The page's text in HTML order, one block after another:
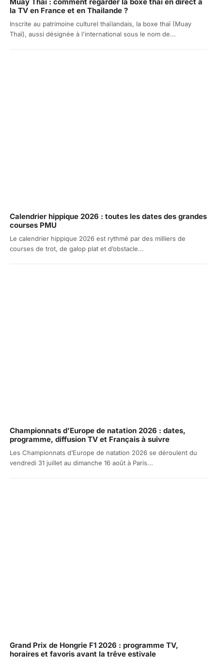
la TV en France et en Thailande ?
Inscrite au patrimoine culturel thaïlandais, la boxe thaï (Muay
Thaï), aussi désignée à l'international sous le nom de...
Calendrier hippique 2026 : toutes les dates des grandes
courses PMU
Le calendrier hippique 2026 est rythmé par des milliers de
courses de trot, de galop plat et d’obstacle...
Championnats d’Europe de natation 2026 : dates,
programme, diffusion TV et Français à suivre
Les Championnats d’Europe de natation 2026 se déroulent du
vendredi 31 juillet au dimanche 16 août à Paris...
Grand Prix de Hongrie F1 2026 : programme TV,
horaires et favoris avant la trêve estivale